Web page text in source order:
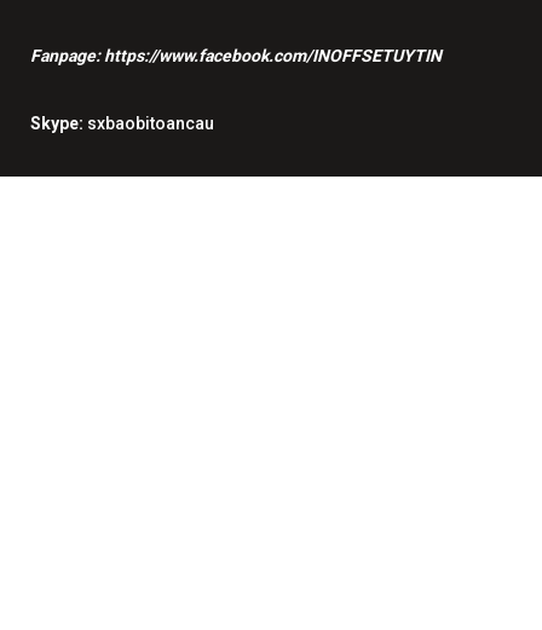
Fanpage:https://www.facebook.com/INOFFSETUYTIN
Skype: sxbaobitoancau